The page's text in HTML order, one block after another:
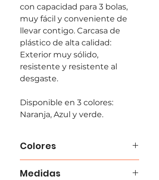
con capacidad para 3 bolas,
muy fácil y conveniente de
llevar contigo. Carcasa de
plástico de alta calidad:
Exterior muy sólido,
resistente y resistente al
desgaste.
Disponible en 3 colores:
Naranja, Azul y verde.
Colores
Medidas